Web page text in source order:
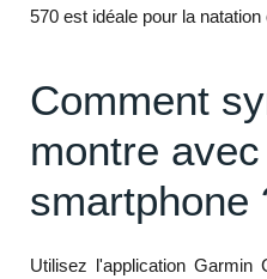
570 est idéale pour la
Comment
montre
smartphone
Utilisez l'application Garmin